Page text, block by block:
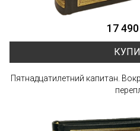
17
Пятнадцатилетний капитан.